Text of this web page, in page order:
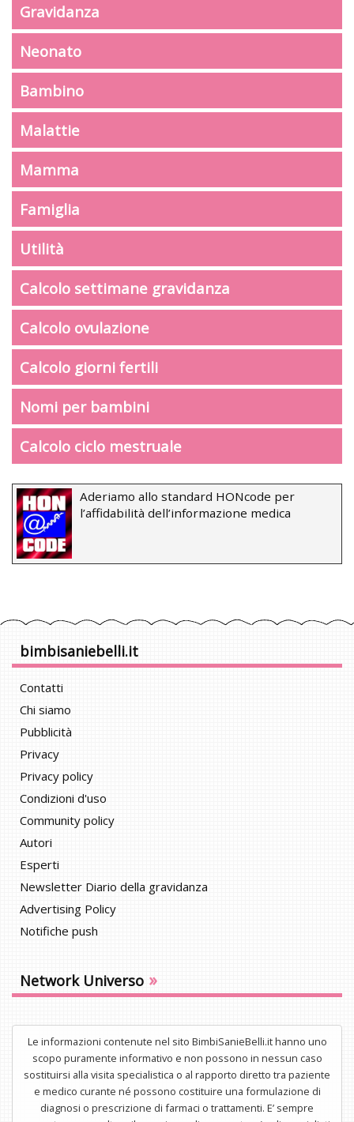
Gravidanza
Neonato
Bambino
Malattie
Mamma
Famiglia
Utilità
Calcolo settimane gravidanza
Calcolo ovulazione
Calcolo giorni fertili
Nomi per bambini
Calcolo ciclo mestruale
Aderiamo allo standard HONcode per
l’affidabilità dell’informazione medica
bimbisaniebelli.it
Contatti
Chi siamo
Pubblicità
Privacy
Privacy policy
Condizioni d'uso
Community policy
Autori
Esperti
Newsletter Diario della gravidanza
Advertising Policy
Notifiche push
Network Universo »
Le informazioni contenute nel sito BimbiSanieBelli.it hanno uno
scopo puramente informativo e non possono in nessun caso
sostituirsi alla visita specialistica o al rapporto diretto tra paziente
e medico curante né possono costituire una formulazione di
diagnosi o prescrizione di farmaci o trattamenti. E’ sempre